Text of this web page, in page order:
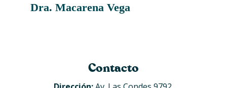
Dra. Macarena Vega
Contacto